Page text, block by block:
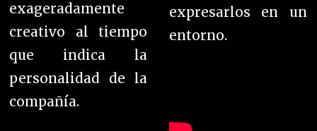
exageradamente
creativo al tiempo
que indica la
personalidad de la
compañía.
expresarlos en un
entorno.